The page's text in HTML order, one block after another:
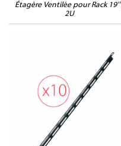
Étagère Ventilée pour Rack 19''
2U
LBP-1A